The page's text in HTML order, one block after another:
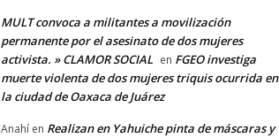
MULT convoca a militantes a movilización
permanente por el asesinato de dos mujeres
activista. » CLAMOR SOCIAL en FGEO investiga
muerte violenta de dos mujeres triquis ocurrida en
la ciudad de Oaxaca de Juárez
Anahí en Realizan en Yahuiche pinta de máscaras y